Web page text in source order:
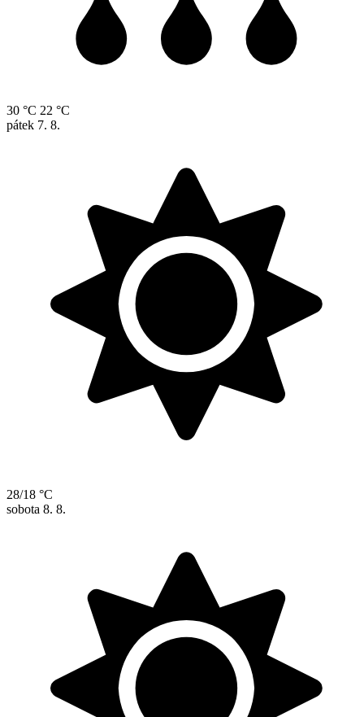
30 °C 22 °C
pátek 7. 8.
28/18 °C
sobota 8. 8.